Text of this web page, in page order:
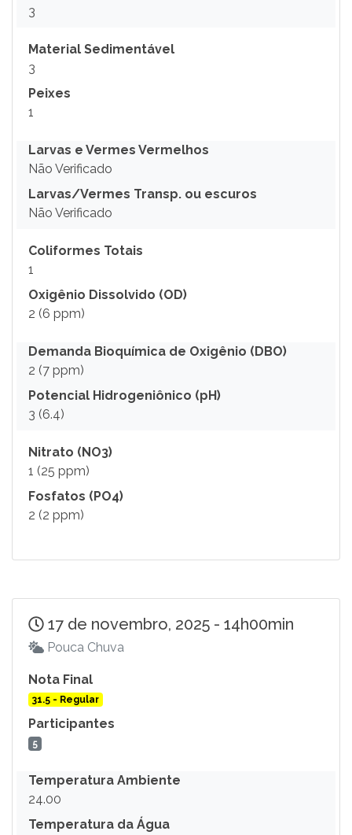
3
Material Sedimentável
3
Peixes
1
Larvas e Vermes Vermelhos
Não Verificado
Larvas/Vermes Transp. ou escuros
Não Verificado
Coliformes Totais
1
Oxigênio Dissolvido (OD)
2 (6 ppm)
Demanda Bioquímica de Oxigênio (DBO)
2 (7 ppm)
Potencial Hidrogeniônico (pH)
3 (6.4)
Nitrato (NO3)
1 (25 ppm)
Fosfatos (PO4)
2 (2 ppm)
17 de novembro, 2025 - 14h00min
Pouca Chuva
Nota Final
31.5 - Regular
Participantes
5
Temperatura Ambiente
24.00
Temperatura da Água